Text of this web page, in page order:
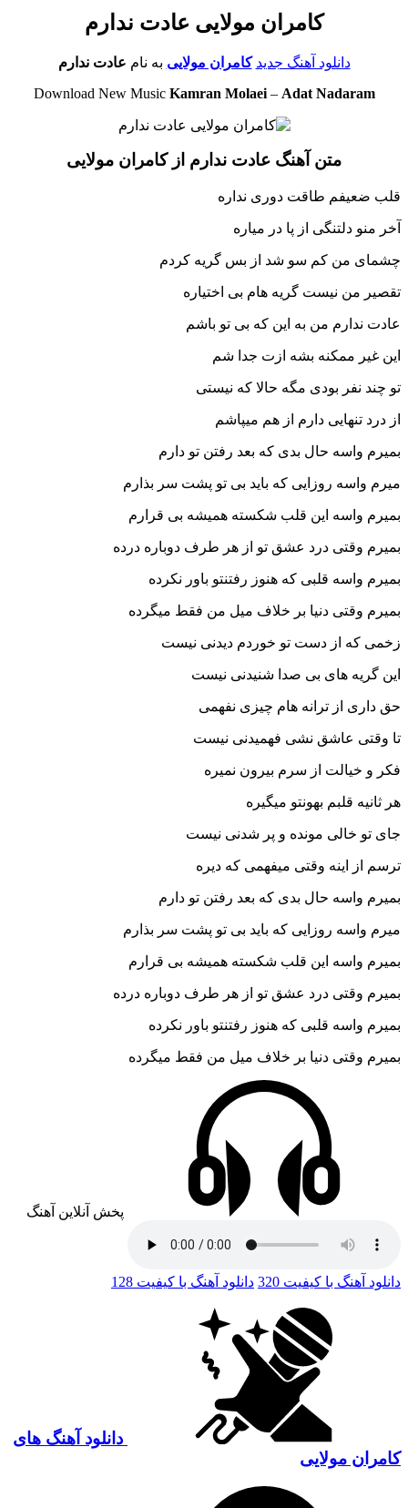
کامران مولایی عادت ندارم
دانلود آهنگ جدید کامران مولایی به نام عادت ندارم
Download New Music Kamran Molaei– Adat Nadaram
متن آهنگ عادت ندارم از کامران مولایی
قلب ضعیفم طاقت دوری نداره
آخر منو دلتنگی از پا در میاره
چشمای من کم سو شد از بس گریه کردم
تقصیر من نیست گریه هام بی اختیاره
عادت ندارم من به این که بی تو باشم
این غیر ممکنه بشه ازت جدا شم
تو چند نفر بودی مگه حالا که نیستی
از درد تنهایی دارم از هم میپاشم
بمیرم واسه حال بدی که بعد رفتن تو دارم
میرم واسه روزایی که باید بی تو پشت سر بذارم
بمیرم واسه این قلب شکسته همیشه بی قرارم
بمیرم وقتی درد عشق تو از هر طرف دوباره درده
بمیرم واسه قلبی که هنوز رفتنتو باور نکرده
بمیرم وقتی دنیا بر خلاف میل من فقط میگرده
زخمی که از دست تو خوردم دیدنی نیست
این گریه های بی صدا شنیدنی نیست
حق داری از ترانه هام چیزی نفهمی
تا وقتی عاشق نشی فهمیدنی نیست
فکر و خیالت از سرم بیرون نمیره
هر ثانیه قلبم بهونتو میگیره
جای تو خالی مونده و پر شدنی نیست
ترسم از اینه وقتی میفهمی که دیره
بمیرم واسه حال بدی که بعد رفتن تو دارم
میرم واسه روزایی که باید بی تو پشت سر بذارم
بمیرم واسه این قلب شکسته همیشه بی قرارم
بمیرم وقتی درد عشق تو از هر طرف دوباره درده
بمیرم واسه قلبی که هنوز رفتنتو باور نکرده
بمیرم وقتی دنیا بر خلاف میل من فقط میگرده
پخش آنلاین آهنگ
دانلود آهنگ با کیفیت 320 دانلود آهنگ با کیفیت 128
دانلود آهنگ های
کامران مولایی